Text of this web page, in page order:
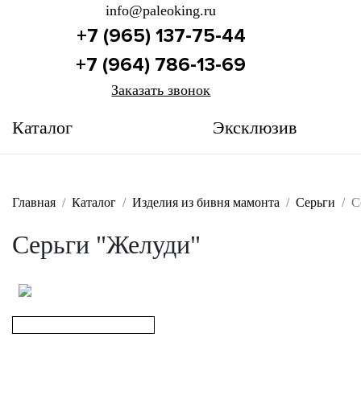
info@paleoking.ru
+7 (965) 137-75-44
+7 (964) 786-13-69
Заказать звонок
Каталог Эксклюзив
Главная Каталог Изделия из бивня мамонта Серьги
Серьги "Желуди"